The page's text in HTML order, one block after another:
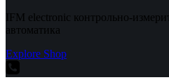
IFM electronic контрольно-
автоматика
Explore Shop